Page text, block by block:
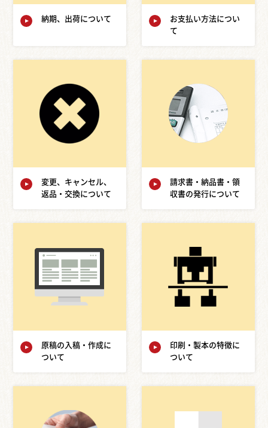
納期、出荷について
お支払い方法につい
て
変更、キャンセル、
返品・交換について
請求書・納品書・領
収書の発行について
原稿の入稿・作成に
ついて
印刷・製本の特徴に
ついて